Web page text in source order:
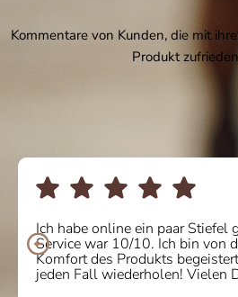
Kommentare von Kunden, die mit
Produkt
Ich habe online ein paar Stiefel
Service war 10/10. Ich bin von
Komfort des Produkts
jeden Fall wiederholen! Vielen